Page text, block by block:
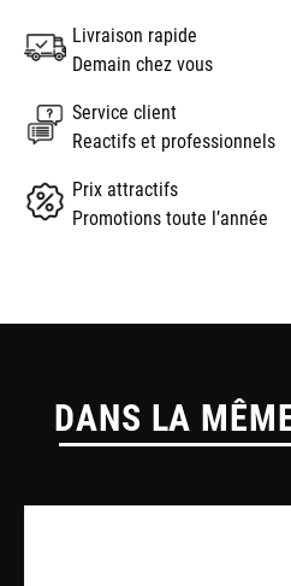
Livraison rapide
Demain chez vous
Service client
Reactifs et professionnels
Prix attractifs
Promotions toute l’année
DANS LA